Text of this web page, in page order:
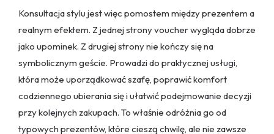
Konsultacja stylu jest więc pomostem między prezentem a
realnym efektem. Z jednej strony voucher wygląda dobrze
jako upominek. Z drugiej strony nie kończy się na
symbolicznym geście. Prowadzi do praktycznej usługi,
która może uporządkować szafę, poprawić komfort
codziennego ubierania się i ułatwić podejmowanie decyzji
przy kolejnych zakupach. To właśnie odróżnia go od
typowych prezentów, które cieszą chwilę, ale nie zawsze